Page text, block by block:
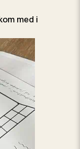
med i